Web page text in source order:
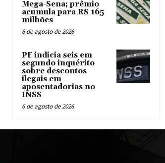
Mega-Sena; prêmio
acumula para R$ 165
milhões
6 de agosto de 2026
PF indicia seis em
segundo inquérito
sobre descontos
ilegais em
aposentadorias no
INSS
6 de agosto de 2026